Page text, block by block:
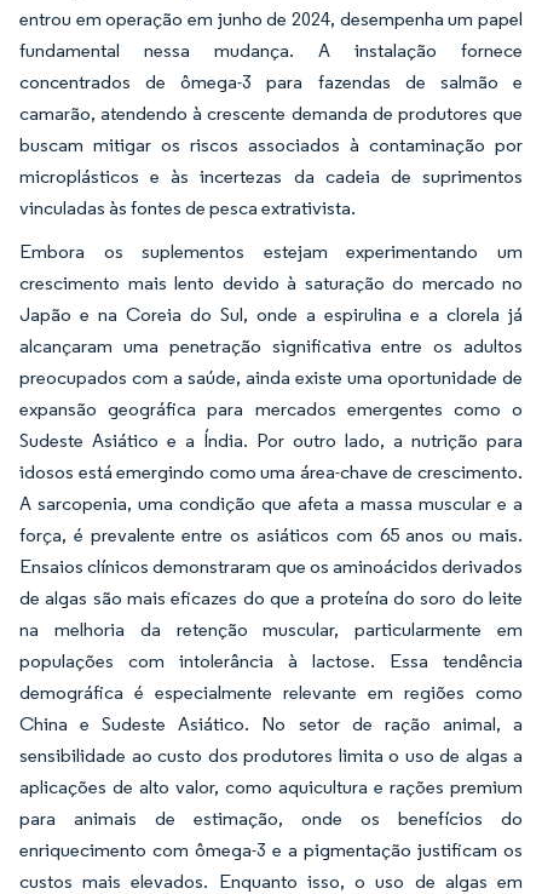
entrou em operação em junho de 2024, desempenha um papel
fundamental nessa mudança. A instalação fornece
concentrados de ômega-3 para fazendas de salmão e
camarão, atendendo à crescente demanda de produtores que
buscam mitigar os riscos associados à contaminação por
microplásticos e às incertezas da cadeia de suprimentos
vinculadas às fontes de pesca extrativista.
Embora os suplementos estejam experimentando um
crescimento mais lento devido à saturação do mercado no
Japão e na Coreia do Sul, onde a espirulina e a clorela já
alcançaram uma penetração significativa entre os adultos
preocupados com a saúde, ainda existe uma oportunidade de
expansão geográfica para mercados emergentes como o
Sudeste Asiático e a Índia. Por outro lado, a nutrição para
idosos está emergindo como uma área-chave de crescimento.
A sarcopenia, uma condição que afeta a massa muscular e a
força, é prevalente entre os asiáticos com 65 anos ou mais.
Ensaios clínicos demonstraram que os aminoácidos derivados
de algas são mais eficazes do que a proteína do soro do leite
na melhoria da retenção muscular, particularmente em
populações com intolerância à lactose. Essa tendência
demográfica é especialmente relevante em regiões como
China e Sudeste Asiático. No setor de ração animal, a
sensibilidade ao custo dos produtores limita o uso de algas a
aplicações de alto valor, como aquicultura e rações premium
para animais de estimação, onde os benefícios do
enriquecimento com ômega-3 e a pigmentação justificam os
custos mais elevados. Enquanto isso, o uso de algas em